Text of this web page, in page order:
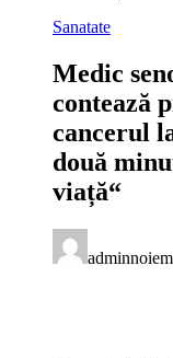
Sanatate
Medic
contează
cancerul
două
viață“
admin